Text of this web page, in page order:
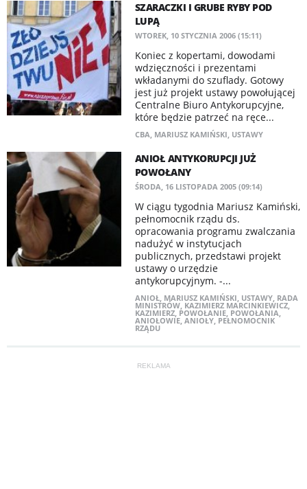
SZARACZKI I GRUBE RYBY POD
LUPĄ
WTOREK, 10 STYCZNIA 2006 (15:11)
Koniec z kopertami, dowodami
wdzięczności i prezentami
wkładanymi do szuflady. Gotowy
jest już projekt ustawy powołującej
Centralne Biuro Antykorupcyjne,
które będzie patrzeć na ręce...
CBA, MARIUSZ KAMIŃSKI, USTAWY
ANIOŁ ANTYKORUPCJI JUŻ
POWOŁANY
ŚRODA, 16 LISTOPADA 2005 (09:14)
W ciągu tygodnia Mariusz Kamiński,
pełnomocnik rządu ds.
opracowania programu zwalczania
nadużyć w instytucjach
publicznych, przedstawi projekt
ustawy o urzędzie
antykorupcyjnym. -...
ANIOŁ, MARIUSZ KAMIŃSKI, USTAWY, RADA
MINISTRÓW, KAZIMIERZ MARCINKIEWICZ,
KAZIMIERZ, POWOŁANIE, POWOŁANIA,
ANIOŁOWIE, ANIOŁY, PEŁNOMOCNIK
RZĄDU
REKLAMA